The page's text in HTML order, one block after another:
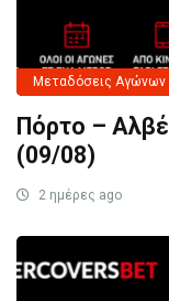
Μεταδόσεις Αγώνων
Πόρτο –
(09/08)
2 ημέρες ago